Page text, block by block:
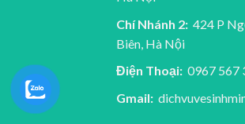
Chí Nhánh 2: 424 P
Biên, Hà Nội
Điện Thoại: 0967 567
Gmail: